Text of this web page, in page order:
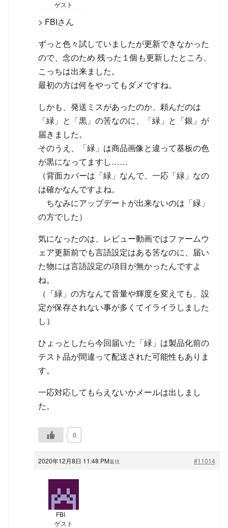
ゲスト
> FBIさん
ずっと色々試していましたが更新できなかった
ので、念のため 残った１個も更新したところ、
こっちは出来ました。
最初の方は何をやってもダメですね。
しかも、発送ミスがあったのか、頼んだのは
「緑」と「黒」の筈なのに、「緑」と「銀」が
届きました。
そのうえ、「緑」は商品画像と違って基板の色
が黒になってますし……
（背面カバーは「緑」なんで、一応「緑」なの
は確かなんですよね。
ちなみにアップデートが出来ないのは「緑」
の方でした）
気になったのは、レビュー動画ではファームウ
ェア更新前でも言語設定はある筈なのに、届い
た物には言語設定の項目が無かったんですよ
ね。
（「緑」の方なんて音量や輝度を変えても、設
定が保存されない事が多くてイライラしました
し）
ひょっとしたら今回届いた「緑」は製品化前の
テスト品が間違って配送された可能性もありま
す。
一応対応してもらえないかメールは出しまし
た。
0
2020年12月8日 11:48 PM #11014
返信
FBI
ゲスト